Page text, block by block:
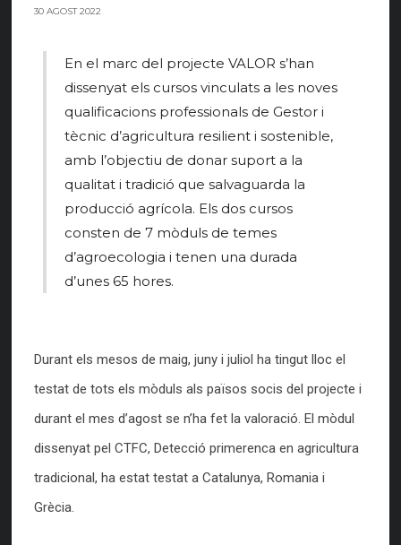
30 AGOST 2022
En el marc del projecte VALOR s’han
dissenyat els cursos vinculats a les noves
qualificacions professionals de Gestor i
tècnic d’agricultura resilient i sostenible,
amb l’objectiu de donar suport a la
qualitat i tradició que salvaguarda la
producció agrícola. Els dos cursos
consten de 7 mòduls de temes
d’agroecologia i tenen una durada
d’unes 65 hores.
Durant els mesos de maig, juny i juliol ha tingut lloc el
testat de tots els mòduls als països socis del projecte i
durant el mes d’agost se n’ha fet la valoració. El mòdul
dissenyat pel CTFC, Detecció primerenca en agricultura
tradicional, ha estat testat a Catalunya, Romania i
Grècia.